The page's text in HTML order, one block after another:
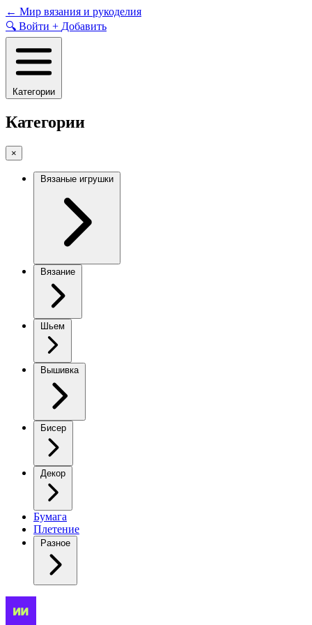
Skip
to
content
← Мир вязания и рукоделия
🔍 Войти + Добавить
Категории
Категории
×
Вязаные игрушки
Вязание
Шьем
Вышивка
Бисер
Декор
Бумага
Плетение
Разное
Очаровательный